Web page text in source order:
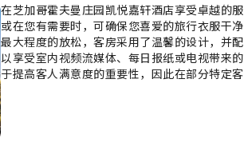
在芝加哥霍夫曼庄园凯悦嘉轩酒店享受卓越的
或在您有需要时，可确保您喜爱的旅行衣服干
最大程度的放松，客房采用了温馨的设计，并
以享受室内视频流媒体、每日报纸或电视带来
于提高客人满意度的重要性，因此在部分特定